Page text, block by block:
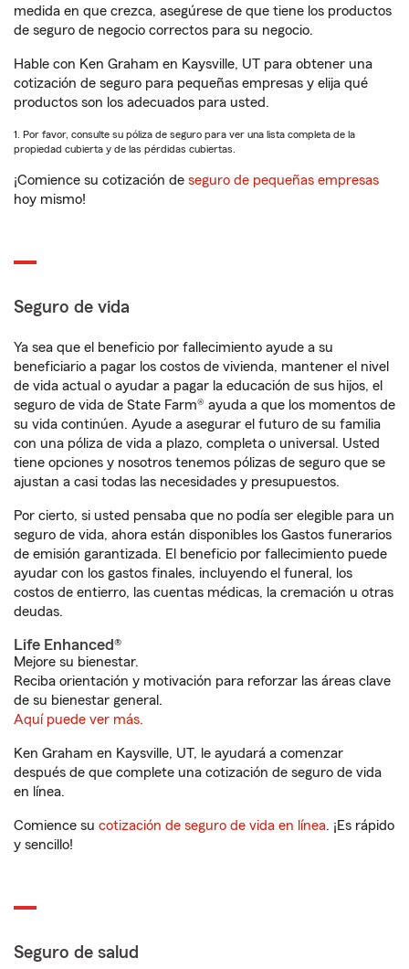
medida en que crezca, asegúrese de que tiene los productos
de seguro de negocio correctos para su negocio.
Hable con Ken Graham en Kaysville, UT para obtener una
cotización de seguro para pequeñas empresas y elija qué
productos son los adecuados para usted.
1. Por favor, consulte su póliza de seguro para ver una lista completa de la
propiedad cubierta y de las pérdidas cubiertas.
¡Comience su cotización de seguro de pequeñas empresas
hoy mismo!
Seguro de vida
Ya sea que el beneficio por fallecimiento ayude a su
beneficiario a pagar los costos de vivienda, mantener el nivel
de vida actual o ayudar a pagar la educación de sus hijos, el
seguro de vida de State Farm® ayuda a que los momentos de
su vida continúen. Ayude a asegurar el futuro de su familia
con una póliza de vida a plazo, completa o universal. Usted
tiene opciones y nosotros tenemos pólizas de seguro que se
ajustan a casi todas las necesidades y presupuestos.
Por cierto, si usted pensaba que no podía ser elegible para un
seguro de vida, ahora están disponibles los Gastos funerarios
de emisión garantizada. El beneficio por fallecimiento puede
ayudar con los gastos finales, incluyendo el funeral, los
costos de entierro, las cuentas médicas, la cremación u otras
deudas.
Life Enhanced®
Mejore su bienestar.
Reciba orientación y motivación para reforzar las áreas clave
de su bienestar general.
Aquí puede ver más.
Ken Graham en Kaysville, UT, le ayudará a comenzar
después de que complete una cotización de seguro de vida
en línea.
Comience su cotización de seguro de vida en línea. ¡Es rápido
y sencillo!
Seguro de salud